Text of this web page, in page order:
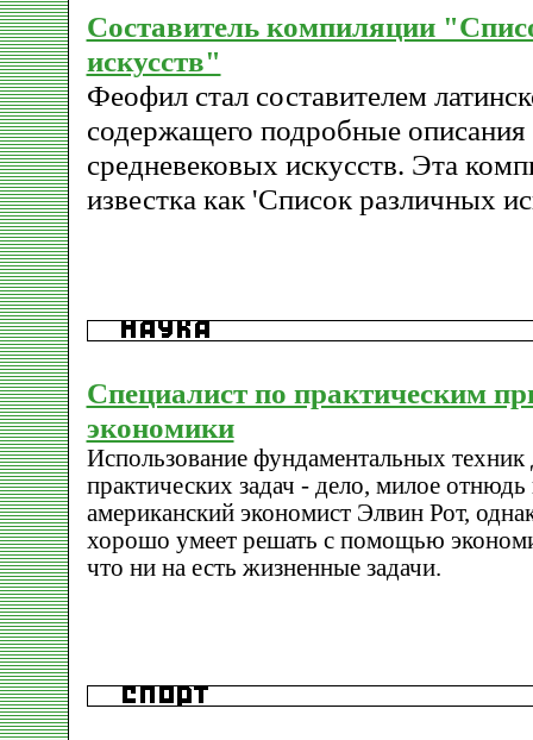
Составитель компиляции
искусств"
Феофил стал составителем
содержащего подробные
средневековых искусств. Эта
известка как 'Список различных
Специалист по практическим
экономики
Использование фундаментальных
практических задач - дело, милое
американский экономист Элвин Рот,
хорошо умеет решать с помощью
что ни на есть жизненные задачи.